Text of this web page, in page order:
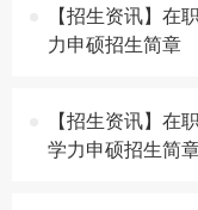
【招生资讯】在
力申硕招生简章
【招生资讯】在
学力申硕招生简